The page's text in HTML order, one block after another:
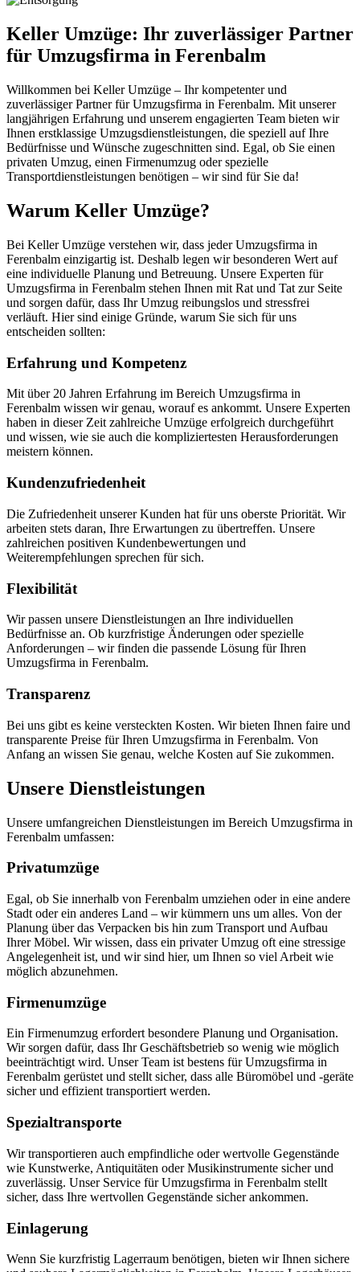
Keller Umzüge: Ihr zuverlässiger Partner
für Umzugsfirma in Ferenbalm
Willkommen bei Keller Umzüge – Ihr kompetenter und
zuverlässiger Partner für Umzugsfirma in Ferenbalm. Mit unserer
langjährigen Erfahrung und unserem engagierten Team bieten wir
Ihnen erstklassige Umzugsdienstleistungen, die speziell auf Ihre
Bedürfnisse und Wünsche zugeschnitten sind. Egal, ob Sie einen
privaten Umzug, einen Firmenumzug oder spezielle
Transportdienstleistungen benötigen – wir sind für Sie da!
Warum Keller Umzüge?
Bei Keller Umzüge verstehen wir, dass jeder Umzugsfirma in
Ferenbalm einzigartig ist. Deshalb legen wir besonderen Wert auf
eine individuelle Planung und Betreuung. Unsere Experten für
Umzugsfirma in Ferenbalm stehen Ihnen mit Rat und Tat zur Seite
und sorgen dafür, dass Ihr Umzug reibungslos und stressfrei
verläuft. Hier sind einige Gründe, warum Sie sich für uns
entscheiden sollten:
Erfahrung und Kompetenz
Mit über 20 Jahren Erfahrung im Bereich Umzugsfirma in
Ferenbalm wissen wir genau, worauf es ankommt. Unsere Experten
haben in dieser Zeit zahlreiche Umzüge erfolgreich durchgeführt
und wissen, wie sie auch die kompliziertesten Herausforderungen
meistern können.
Kundenzufriedenheit
Die Zufriedenheit unserer Kunden hat für uns oberste Priorität. Wir
arbeiten stets daran, Ihre Erwartungen zu übertreffen. Unsere
zahlreichen positiven Kundenbewertungen und
Weiterempfehlungen sprechen für sich.
Flexibilität
Wir passen unsere Dienstleistungen an Ihre individuellen
Bedürfnisse an. Ob kurzfristige Änderungen oder spezielle
Anforderungen – wir finden die passende Lösung für Ihren
Umzugsfirma in Ferenbalm.
Transparenz
Bei uns gibt es keine versteckten Kosten. Wir bieten Ihnen faire und
transparente Preise für Ihren Umzugsfirma in Ferenbalm. Von
Anfang an wissen Sie genau, welche Kosten auf Sie zukommen.
Unsere Dienstleistungen
Unsere umfangreichen Dienstleistungen im Bereich Umzugsfirma in
Ferenbalm umfassen:
Privatumzüge
Egal, ob Sie innerhalb von Ferenbalm umziehen oder in eine andere
Stadt oder ein anderes Land – wir kümmern uns um alles. Von der
Planung über das Verpacken bis hin zum Transport und Aufbau
Ihrer Möbel. Wir wissen, dass ein privater Umzug oft eine stressige
Angelegenheit ist, und wir sind hier, um Ihnen so viel Arbeit wie
möglich abzunehmen.
Firmenumzüge
Ein Firmenumzug erfordert besondere Planung und Organisation.
Wir sorgen dafür, dass Ihr Geschäftsbetrieb so wenig wie möglich
beeinträchtigt wird. Unser Team ist bestens für Umzugsfirma in
Ferenbalm gerüstet und stellt sicher, dass alle Büromöbel und -geräte
sicher und effizient transportiert werden.
Spezialtransporte
Wir transportieren auch empfindliche oder wertvolle Gegenstände
wie Kunstwerke, Antiquitäten oder Musikinstrumente sicher und
zuverlässig. Unser Service für Umzugsfirma in Ferenbalm stellt
sicher, dass Ihre wertvollen Gegenstände sicher ankommen.
Einlagerung
Wenn Sie kurzfristig Lagerraum benötigen, bieten wir Ihnen sichere